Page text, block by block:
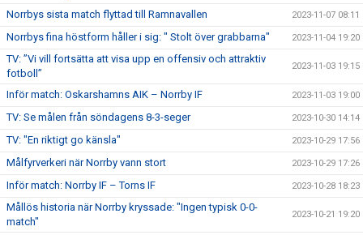
Norrbys sista match flyttad till Ramnavallen 2023-11-07 08:11
Norrbys fina höstform håller i sig: " Stolt över grabbarna" 2023-11-04 19:20
TV: ”Vi vill fortsätta att visa upp en offensiv och attraktiv
fotboll”
2023-11-03 19:15
Inför match: Oskarshamns AIK – Norrby IF 2023-11-03 19:00
TV: Se målen från söndagens 8-3-seger 2023-10-30 14:14
TV: "En riktigt go känsla" 2023-10-29 17:56
Målfyrverkeri när Norrby vann stort 2023-10-29 17:26
Inför match: Norrby IF – Torns IF 2023-10-28 18:23
Mållös historia när Norrby kryssade: "Ingen typisk 0-0-
match"
2023-10-21 19:20